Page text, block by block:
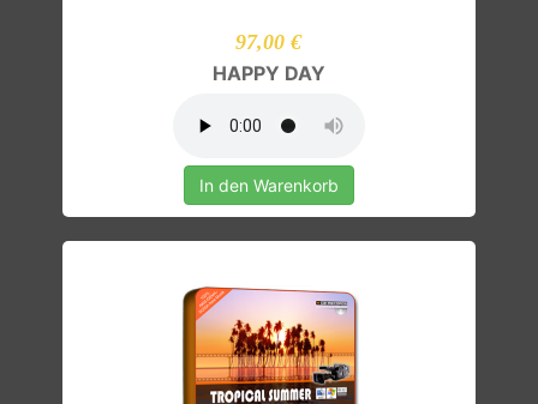
97,00 €
HAPPY DAY
In den Warenkorb